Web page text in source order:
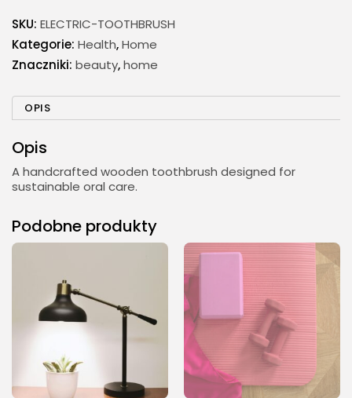
Toothbrush
SKU: ELECTRIC-TOOTHBRUSH
Kategorie: Health,Home
Znaczniki: beauty,home
OPIS
Opis
A handcrafted wooden toothbrush designed for
sustainable oral care.
Podobne produkty